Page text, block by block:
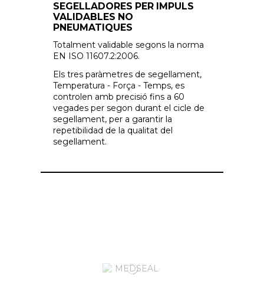
SEGELLADORES PER IMPULS
VALIDABLES NO
PNEUMATIQUES
Totalment validable segons la norma
EN ISO 11607.2:2006.
Els tres paràmetres de segellament,
Temperatura - Força - Temps, es
controlen amb precisió fins a 60
vegades per segon durant el cicle de
segellament, per a garantir la
repetibilidad de la qualitat del
segellament.